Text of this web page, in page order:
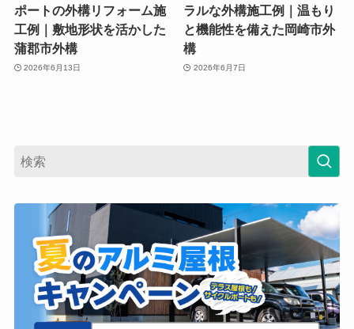
ポートの外構リフォーム施
工例｜敷地形状を活かした
蒲郡市外構
2026年6月13日
ラルな外構施工例｜温もり
と機能性を備えた岡崎市外
構
2026年6月7日